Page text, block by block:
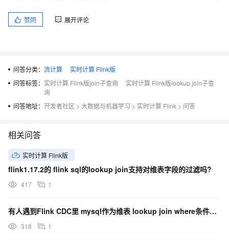
赞同 展开评论
问答分类： 流计算
实时计算 Flink版
问答标签： 实时计算 Flink版join子查询
实时计算 Flink版lookup join子查
询
问答地址： 开发者社区 > 大数据与机器学习 > 实时计算 Flink > 问答
相关问答
实时计算 Flink版
flink1.17.2的 flink sql的lookup join支持对维表字段的过滤吗?
417 1
有人遇到Flink CDC里 mysql作为维表 lookup join where条件不生效嘛？
318 1